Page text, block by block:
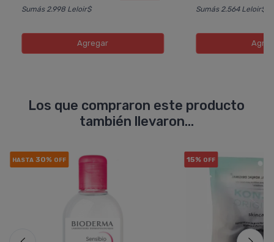
Sumás 2.998 Leloir$
Agregar
Sumás 2.564 Leloir$
Los que compraron este producto
también llevaron...
HASTA30% OFF 15% OFF